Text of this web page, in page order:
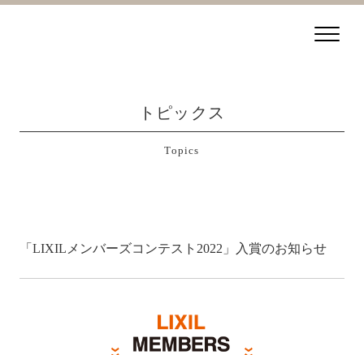
トピックス
Topics
「LIXILメンバーズコンテスト2022」入賞のお知らせ